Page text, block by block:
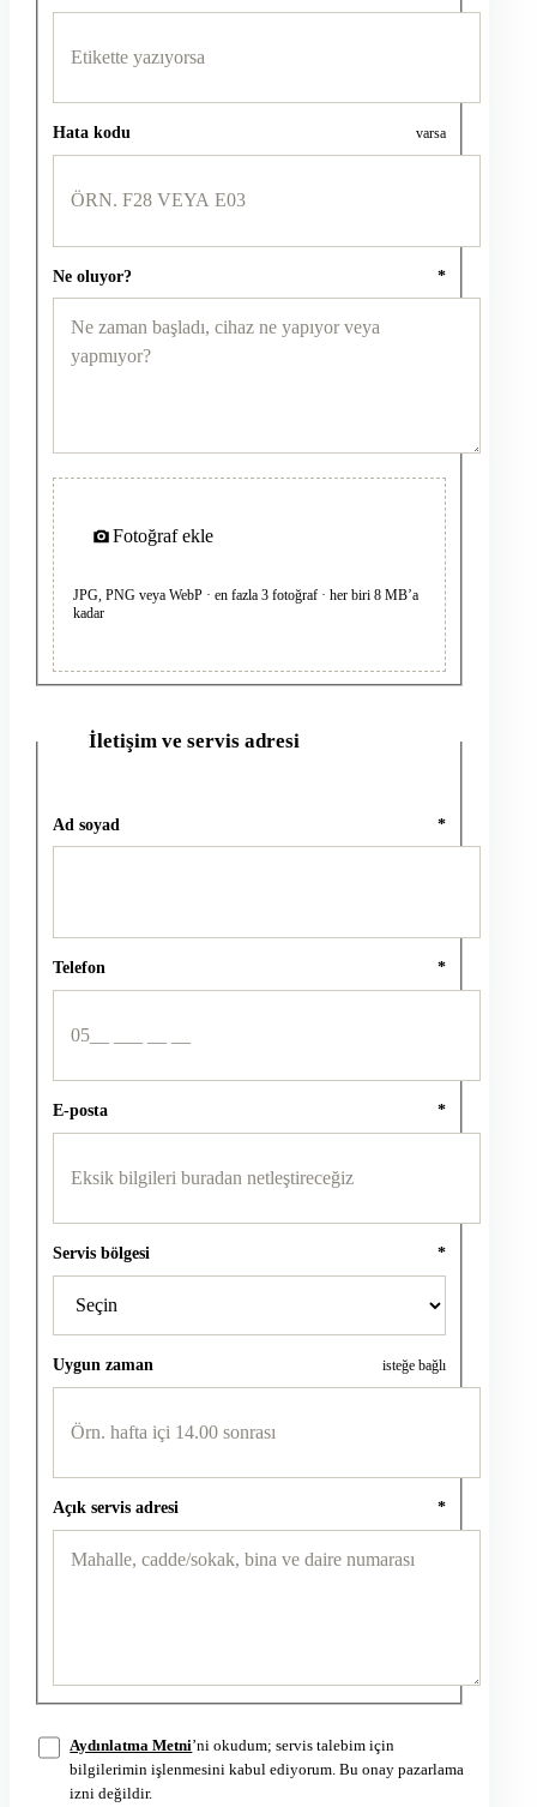
Hata kodu varsa
Ne oluyor? *
Fotoğraf ekle
JPG, PNG veya WebP · en fazla 3 fotoğraf · her biri 8 MB’a
kadar
İletişim ve servis adresi
Ad soyad *
Telefon *
E-posta *
Servis bölgesi *
Uygun zaman isteğe bağlı
Açık servis adresi *
Aydınlatma Metni’ni okudum; servis talebim için
bilgilerimin işlenmesini kabul ediyorum. Bu onay pazarlama
izni değildir.